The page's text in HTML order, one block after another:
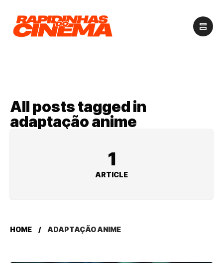
All posts tagged in
adaptação anime
1
ARTICLE
HOME ADAPTAÇÃO ANIME